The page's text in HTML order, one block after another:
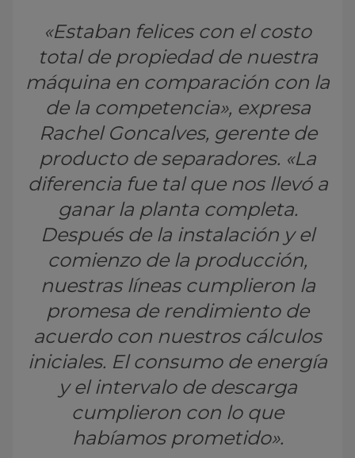
«Estaban felices con el costo
total de propiedad de nuestra
máquina en comparación con la
de la competencia», expresa
Rachel Goncalves, gerente de
producto de separadores. «La
diferencia fue tal que nos llevó a
ganar la planta completa.
Después de la instalación y el
comienzo de la producción,
nuestras líneas cumplieron la
promesa de rendimiento de
acuerdo con nuestros cálculos
iniciales. El consumo de energía
y el intervalo de descarga
cumplieron con lo que
habíamos prometido».